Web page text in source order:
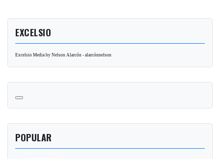
EXCELSIO
Excelsio Media by Nelson Alarcón - alarcónnelson
POPULAR